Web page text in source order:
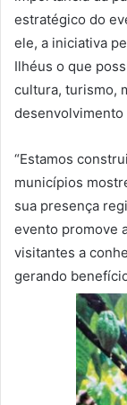
estratégico do
ele, a iniciativa
Ilhéus o que
cultura, turismo,
desenvolvimento
“Estamos
municípios
sua presença
evento promove
visitantes a
gerando